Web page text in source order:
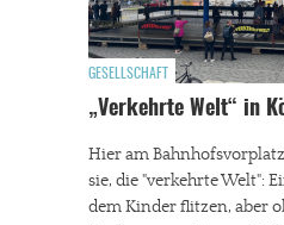
GESELLSCHAFT
„Verkehrte Welt“ in
Hier am
sie, die "verkehrte Welt":
dem Kinder flitzen, aber